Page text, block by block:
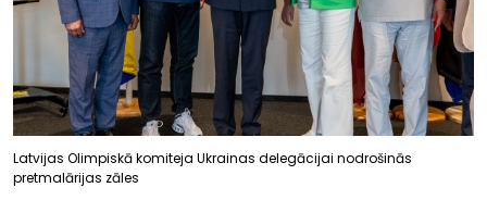
Latvijas Olimpiskā komiteja Ukrainas delegācijai nodrošinās
pretmalārijas zāles